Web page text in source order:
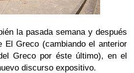
la pasada semana y después
El Greco (cambiando el anterior
Greco por éste último), en el
discurso expositivo.